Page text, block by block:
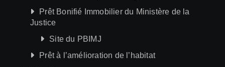
Prêt Bonifié Immobilier du Ministère de la
Justice
Site du PBIMJ
Prêt à l’amélioration de l’habitat